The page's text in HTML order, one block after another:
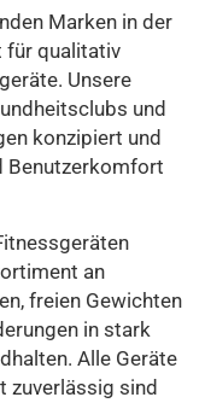
Marken in der
für qualitativ
Unsere
und
konzipiert und
Benutzerkomfort
an
freien Gewichten
in stark
Alle Geräte
zuverlässig sind